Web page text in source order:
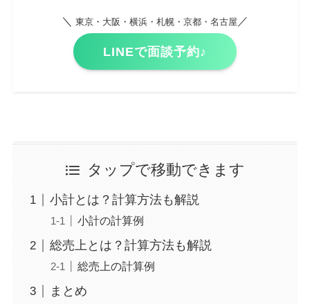
＼ 東京・大阪・横浜・札幌・京都・名古屋 ／
LINEで面談予約♪
タップで移動できます
小計とは？計算方法も解説
小計の計算例
総売上とは？計算方法も解説
総売上の計算例
まとめ